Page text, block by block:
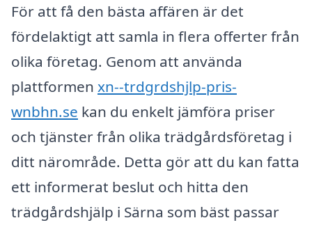
För att få den bästa affären är det
fördelaktigt att samla in flera offerter från
olika företag. Genom att använda
plattformen xn--trdgrdshjlp-pris-
wnbhn.se kan du enkelt jämföra priser
och tjänster från olika trädgårdsföretag i
ditt närområde. Detta gör att du kan fatta
ett informerat beslut och hitta den
trädgårdshjälp i Särna som bäst passar